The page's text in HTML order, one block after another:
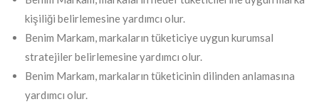
kişiliği belirlemesine yardımcı olur.
Benim Markam, markaların tüketiciye uygun kurumsal
stratejiler belirlemesine yardımcı olur.
Benim Markam, markaların tüketicinin dilinden anlamasına
yardımcı olur.